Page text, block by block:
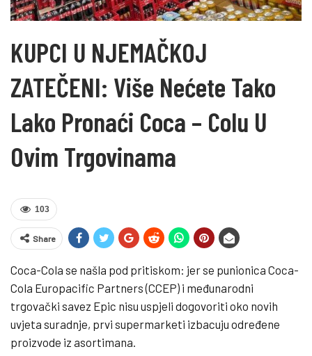
KUPCI U NJEMAČKOJ
ZATEČENI: Više Nećete Tako
Lako Pronaći Coca – Colu U
Ovim Trgovinama
103
Share
Coca-Cola se našla pod pritiskom: jer se punionica Coca-
Cola Europacific Partners (CCEP) i međunarodni
trgovački savez Epic nisu uspjeli dogovoriti oko novih
uvjeta suradnje, prvi supermarketi izbacuju određene
proizvode iz asortimana.